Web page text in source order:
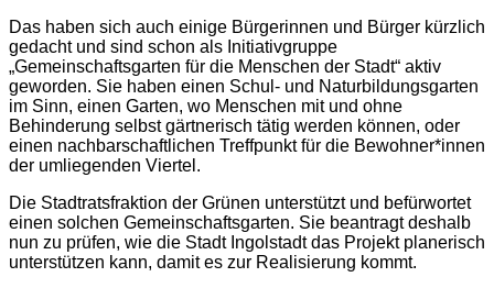
Das haben sich auch einige Bürgerinnen und Bürger kürzlich
gedacht und sind schon als Initiativgruppe
„Gemeinschaftsgarten für die Menschen der Stadt“ aktiv
geworden. Sie haben einen Schul- und Naturbildungsgarten
im Sinn, einen Garten, wo Menschen mit und ohne
Behinderung selbst gärtnerisch tätig werden können, oder
einen nachbarschaftlichen Treffpunkt für die Bewohner*innen
der umliegenden Viertel.
Die Stadtratsfraktion der Grünen unterstützt und befürwortet
einen solchen Gemeinschaftsgarten. Sie beantragt deshalb
nun zu prüfen, wie die Stadt Ingolstadt das Projekt planerisch
unterstützen kann, damit es zur Realisierung kommt.